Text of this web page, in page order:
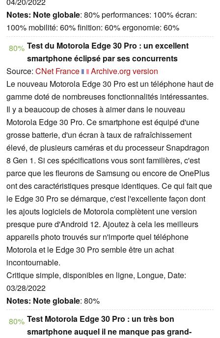
Notes: Note globale: 80% performances: 100% écran:
100% mobilité: 60% finition: 60% ergonomie: 60%
80% Test du Motorola Edge 30 Pro : un excellent
smartphone éclipsé par ses concurrents
Source: CNet France
Archive.org version
Le nouveau Motorola Edge 30 Pro est un téléphone haut de
gamme doté de nombreuses fonctionnalités intéressantes.
Il y a beaucoup de choses à aimer dans le nouveau
Motorola Edge 30 Pro. Ce smartphone est équipé d'une
grosse batterie, d'un écran à taux de rafraîchissement
élevé, de plusieurs caméras et du processeur Snapdragon
8 Gen 1. Si ces spécifications vous sont familières, c'est
parce que les fleurons de Samsung ou encore de OnePlus
ont des caractéristiques presque identiques. Ce qui fait que
le Edge 30 Pro se démarque, c'est l'excellente façon dont
les ajouts logiciels de Motorola complètent une version
presque pure d'Android 12. Ajoutez à cela les meilleurs
appareils photo trouvés sur n'importe quel téléphone
Motorola et le Edge 30 Pro semble être un achat
incontournable.
Critique simple, disponibles en ligne, Longue, Date:
03/28/2022
Notes: Note globale: 80%
80% Test Motorola Edge 30 Pro : un très bon
smartphone auquel il ne manque pas grand-